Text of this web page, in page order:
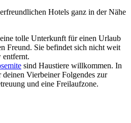
Hotels ganz in der Nähe
tolle Unterkunft für einen Urlaub
Freund. Sie befindet sich nicht weit
entfernt.
sind Haustiere willkommen. In
deinen Vierbeiner Folgendes zur
und eine Freilaufzone.